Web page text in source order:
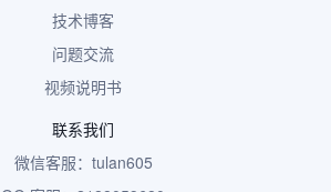
技术博客
问题交流
视频说明书
联系我们
微信客服：tulan605